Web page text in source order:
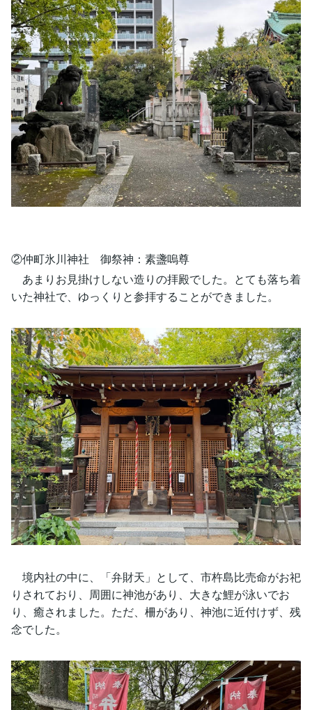
②仲町氷川神社 御祭神：素盞嗚尊
あまりお見掛けしない造りの拝殿でした。とても落ち着
いた神社で、ゆっくりと参拝することができました。
境内社の中に、「弁財天」として、市杵島比売命がお祀
りされており、周囲に神池があり、大きな鯉が泳いでお
り、癒されました。ただ、柵があり、神池に近付けず、残
念でした。